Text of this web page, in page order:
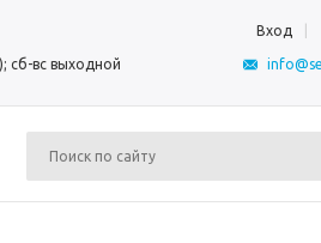
Вход
сб-вс выходной